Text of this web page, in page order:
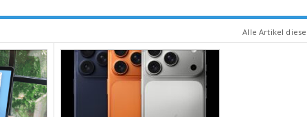
Alle Artikel